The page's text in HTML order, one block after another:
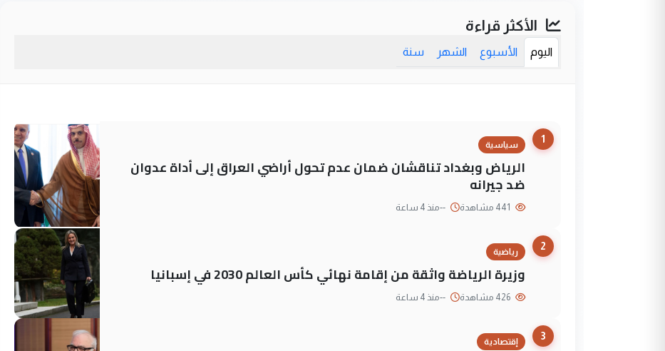
الأكثر قراءة
اليوم الأسبوع الشهر سنة
1
سياسية
الرياض وبغداد تناقشان ضمان عدم تحول أراضي العراق إلى أداة عدوان
ضد جيرانه
--منذ 4 ساعة
2
رياضية
وزيرة الرياضة واثقة من إقامة نهائي كأس العالم 2030 في إسبانيا
--منذ 4 ساعة
3
إقتصادية